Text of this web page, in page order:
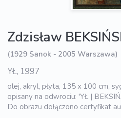
Zdzisław
(1929 Sanok - 2005 Warszawa)
YŁ, 1997
olej, akryl, płyta, 135 x 100 cm,
opisany na odwrociu: 'YŁ |
Do obrazu dołączono certyfikat